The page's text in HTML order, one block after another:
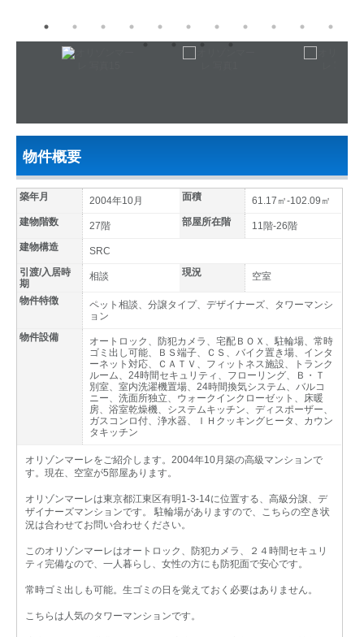
物件概要
築年月 2004年10月 面積
61.17㎡-102.09㎡
建物階数
27階 部屋所在階
11階-26階
建物構造
SRC
引渡/入居時
期
相談 現況 空室
物件特徴
ペット相談、分譲タイプ、デザイナーズ、タワーマンシ
ョン
物件設備
オートロック、防犯カメラ、宅配ＢＯＸ、駐輪場、常時
ゴミ出し可能、ＢＳ端子、ＣＳ、バイク置き場、インタ
ーネット対応、ＣＡＴＶ、フィットネス施設、トランク
ルーム、24時間セキュリティ、フローリング、Ｂ・Ｔ
別室、室内洗濯機置場、24時間換気システム、バルコ
ニー、洗面所独立、ウォークインクローゼット、床暖
房、浴室乾燥機、システムキッチン、ディスポーザー、
ガスコンロ付、浄水器、ＩＨクッキングヒータ、カウン
タキッチン
オリゾンマーレをご紹介します。2004年10月築の高級マンションで
す。現在、空室が5部屋あります。
オリゾンマーレは東京都江東区有明1-3-14に位置する、高級分譲、デ
ザイナーズマンションです。 駐輪場がありますので、こちらの空き状
況は合わせてお問い合わせください。
このオリゾンマーレはオートロック、防犯カメラ、２４時間セキュリ
ティ完備なので、一人暮らし、女性の方にも防犯面で安心です。
常時ゴミ出しも可能。生ゴミの日を覚えておく必要はありません。
こちらは人気のタワーマンションです。